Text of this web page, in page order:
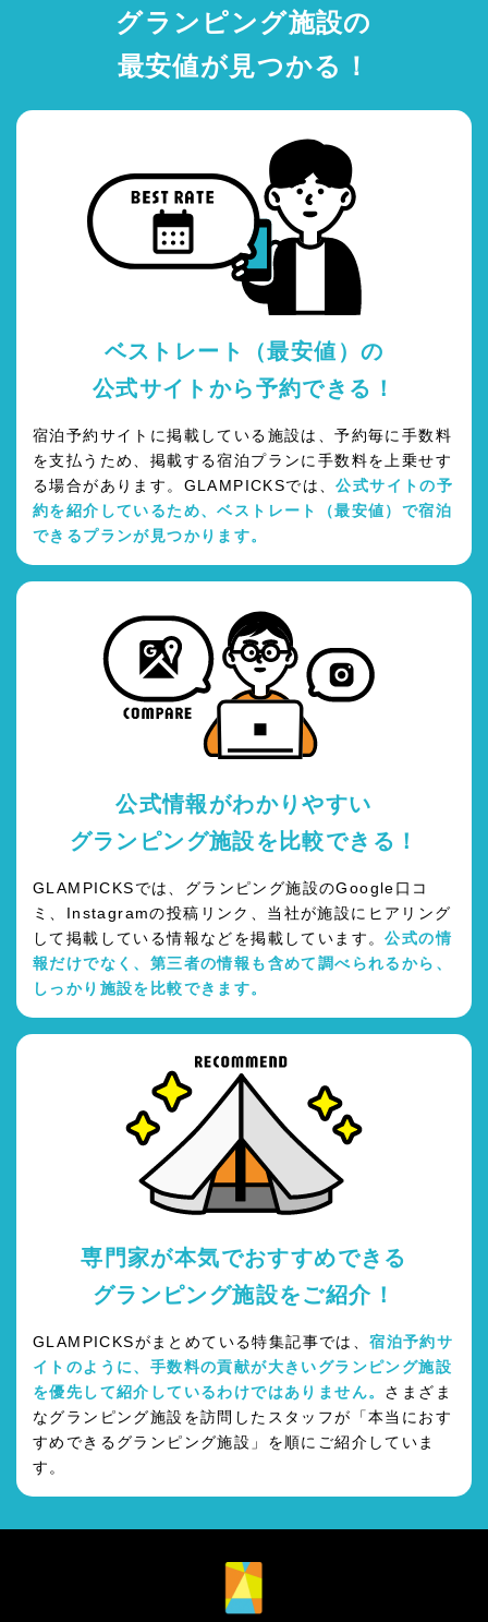
グランピング施設の
最安値が見つかる！
ベストレート（最安値）の
公式サイトから予約できる！
宿泊予約サイトに掲載している施設は、予約毎に手数料
を支払うため、掲載する宿泊プランに手数料を上乗せす
る場合があります。GLAMPICKSでは、公式サイトの予
約を紹介しているため、ベストレート（最安値）で宿泊
できるプランが見つかります。
公式情報がわかりやすい
グランピング施設を比較できる！
GLAMPICKSでは、グランピング施設のGoogle口コ
ミ、Instagramの投稿リンク、当社が施設にヒアリング
して掲載している情報などを掲載しています。公式の情
報だけでなく、第三者の情報も含めて調べられるから、
しっかり施設を比較できます。
専門家が本気でおすすめできる
グランピング施設をご紹介！
GLAMPICKSがまとめている特集記事では、宿泊予約サ
イトのように、手数料の貢献が大きいグランピング施設
を優先して紹介しているわけではありません。 さまざま
なグランピング施設を訪問したスタッフが「本当におす
すめできるグランピング施設」を順にご紹介していま
す。